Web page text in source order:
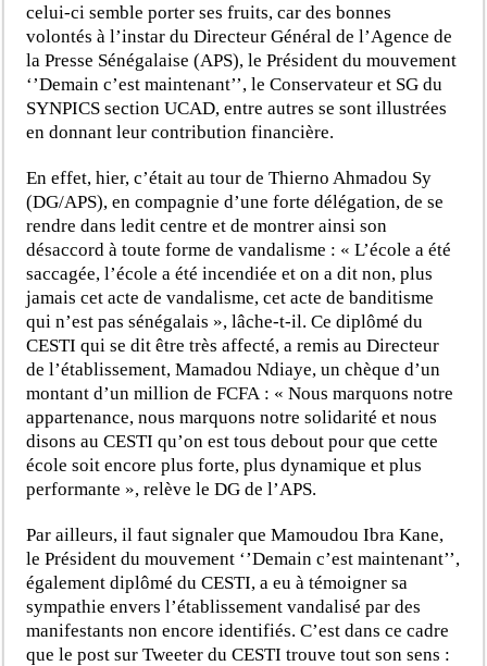
celui-ci semble porter ses fruits, car des bonnes
volontés à l’instar du Directeur Général de l’Agence de
la Presse Sénégalaise (APS), le Président du mouvement
‘’Demain c’est maintenant’’, le Conservateur et SG du
SYNPICS section UCAD, entre autres se sont illustrées
en donnant leur contribution financière.
En effet, hier, c’était au tour de Thierno Ahmadou Sy
(DG/APS), en compagnie d’une forte délégation, de se
rendre dans ledit centre et de montrer ainsi son
désaccord à toute forme de vandalisme : « L’école a été
saccagée, l’école a été incendiée et on a dit non, plus
jamais cet acte de vandalisme, cet acte de banditisme
qui n’est pas sénégalais », lâche-t-il. Ce diplômé du
CESTI qui se dit être très affecté, a remis au Directeur
de l’établissement, Mamadou Ndiaye, un chèque d’un
montant d’un million de FCFA : « Nous marquons notre
appartenance, nous marquons notre solidarité et nous
disons au CESTI qu’on est tous debout pour que cette
école soit encore plus forte, plus dynamique et plus
performante », relève le DG de l’APS.
Par ailleurs, il faut signaler que Mamoudou Ibra Kane,
le Président du mouvement ‘’Demain c’est maintenant’’,
également diplômé du CESTI, a eu à témoigner sa
sympathie envers l’établissement vandalisé par des
manifestants non encore identifiés. C’est dans ce cadre
que le post sur Tweeter du CESTI trouve tout son sens :